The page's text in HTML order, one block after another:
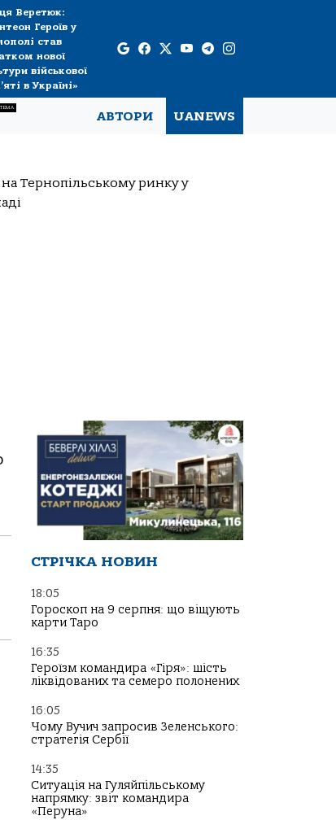
Веретюк:
Героїв у
став
нової
військової
в Україні»
АВТОРИ UANEWS
СТРІЧКА НОВИН
18:05
Гороскоп на 9 серпня: що віщують
карти Таро
16:35
Героїзм командира «Гіря»: шість
ліквідованих та семеро полонених
16:05
Чому Вучич запросив Зеленського:
стратегія Сербії
14:35
Ситуація на Гуляйпільському
напрямку: звіт командира
«Перуна»